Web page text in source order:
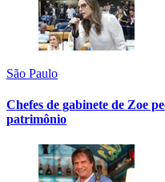
São Paulo
Chefes de gabinete de Zoe
patrimônio